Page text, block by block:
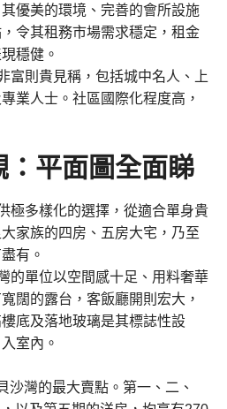
優美的環境、完善的會所設施
令其租務市場需求穩定，租金
穩健。
富則貴見稱，包括城中名人、上
業人士。社區國際化程度高，
平面圖全面睇
極多樣化的選擇，從適合單身貴
家族的四房、五房大宅，乃至
有。
的單位以空間感十足、用料奢華
闊的露台，客飯廳開則宏大，
底及落地玻璃是其標誌性設
室內。
沙灣的最大賣點。第一、二、